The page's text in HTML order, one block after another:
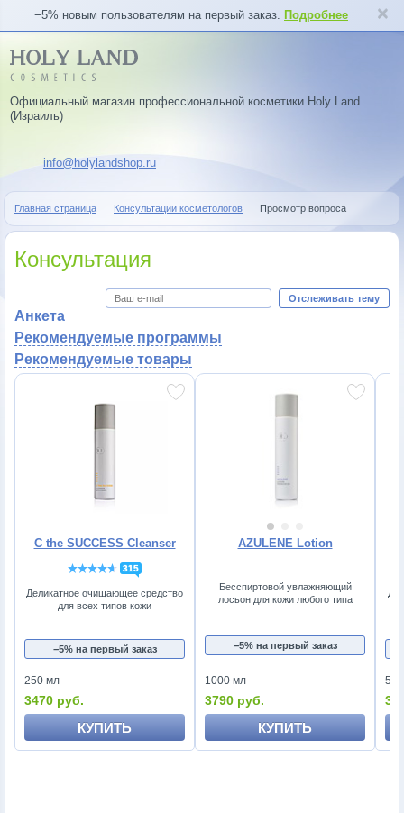
−5% новым пользователям на первый заказ. Подробнее
Официальный магазин профессиональной косметики Holy Land
(Израиль)
info@holylandshop.ru
Главная страница Консультации косметологов Просмотр вопроса
Консультация
Отслеживать тему
Анкета
Рекомендуемые программы
Рекомендуемые товары
C the SUCCESS Cleanser
315
Деликатное очищающее средство
для всех типов кожи
−5% на первый заказ
250 мл
3470 руб.
КУПИТЬ
AZULENE Lotion
Бесспиртовой увлажняющий
лосьон для кожи любого типа
−5% на первый заказ
1000 мл
3790 руб.
КУПИТЬ
50